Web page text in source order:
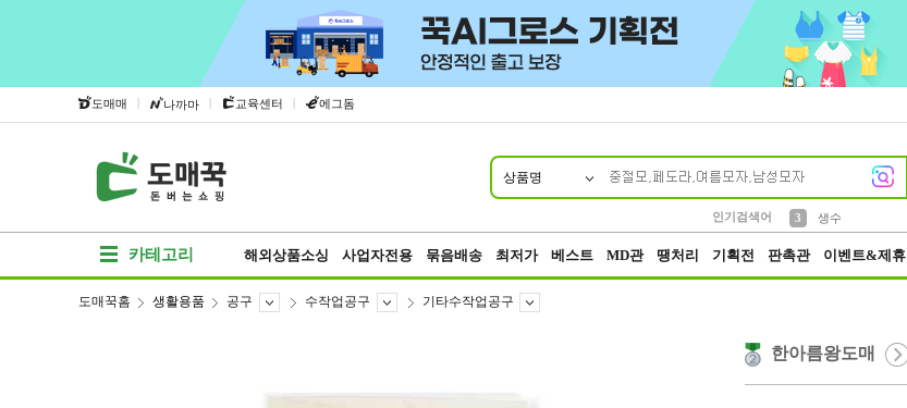
도매매 | 나까마 | 교육센터 | 에그돔
상품명
인기검색어
3
생수
카테고리 해외상품소싱 사업자전용 묶음배송 최저가 베스트 MD관 땡처리 기획전 판촉관 이벤트&제휴
도매꾹홈 생활용품 공구 수작업공구 기타수작업공구
한아름왕도매